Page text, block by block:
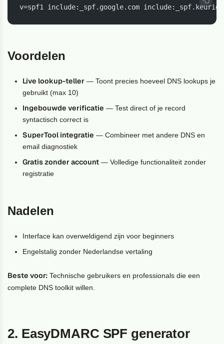
v=spf1 include:_spf.google.com
Voordelen
Live lookup-teller — Toont precies hoeveel DNS lookups je
gebruikt (max 10)
Ingebouwde verificatie — Test direct of je record
syntactisch correct is
SuperTool integratie — Combineer met andere DNS en
email diagnostiek
Gratis zonder account — Volledige functionaliteit zonder
registratie
Nadelen
Interface kan overweldigend zijn voor beginners
Engelstalig zonder Nederlandse vertaling
Beste voor: Technische gebruikers en professionals die een
complete DNS toolkit willen.
2. EasyDMARC SPF generator